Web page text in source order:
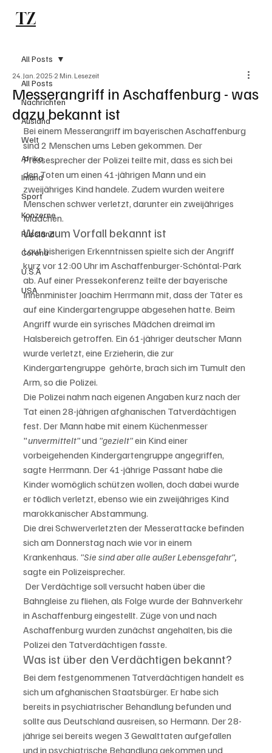
TZ
All Posts
Nachrichten
Ausland
Welt
Afrika
Inland
Sport
Konzerne
Russland
Corona
U.S.A
USA
All Posts
Messerangriff in Aschaffenburg - was
dazu bekannt ist
24. Jan. 2025 2 Min. Lesezeit
Bei einem Messerangriff im bayerischen Aschaffenburg
sind 2 Menschen ums Leben gekommen. Der
Pressesprecher der Polizei teilte mit, dass es sich bei
den Toten um einen 41-jährigen Mann und ein
zweijähriges Kind handele. Zudem wurden weitere
Menschen schwer verletzt, darunter ein zweijähriges
Mädchen.
Was zum Vorfall bekannt ist
Laut bisherigen Erkenntnissen spielte sich der Angriff
kurz vor 12:00 Uhr im Aschaffenburger-Schöntal-Park
ab. Auf einer Pressekonferenz teilte der bayerische
Innenminister Joachim Herrmann mit, dass der Täter es
auf eine Kindergartengruppe abgesehen hatte. Beim
Angriff wurde ein syrisches Mädchen dreimal im
Halsbereich getroffen. Ein 61-jähriger deutscher Mann
wurde verletzt, eine Erzieherin, die zur
Kindergartengruppe  gehörte, brach sich im Tumult den
Arm, so die Polizei.
Die Polizei nahm nach eigenen Angaben kurz nach der
Tat einen 28-jährigen afghanischen Tatverdächtigen
fest. Der Mann habe mit einem Küchenmesser
"unvermittelt" und "gezielt" ein Kind einer
vorbeigehenden Kindergartengruppe angegriffen,
sagte Herrmann. Der 41-jährige Passant habe die
Kinder womöglich schützen wollen, doch dabei wurde
er tödlich verletzt, ebenso wie ein zweijähriges Kind
marokkanischer Abstammung.
Die drei Schwerverletzten der Messerattacke befinden
sich am Donnerstag nach wie vor in einem
Krankenhaus. "Sie sind aber alle außer Lebensgefahr",
sagte ein Polizeisprecher.
Bahngleise zu fliehen, als Folge wurde der Bahnverkehr
in Aschaffenburg eingestellt. Züge von und nach
Aschaffenburg wurden zunächst angehalten, bis die
Polizei den Tatverdächtigen fasste.
Was ist über den Verdächtigen bekannt?
Bei dem festgenommenen Tatverdächtigen handelt es
sich um afghanischen Staatsbürger. Er habe sich
bereits in psychiatrischer Behandlung befunden und
sollte aus Deutschland ausreisen, so Hermann. Der 28-
jährige sei bereits wegen 3 Gewalttaten aufgefallen
und in psychiatrische Behandlung gekommen und